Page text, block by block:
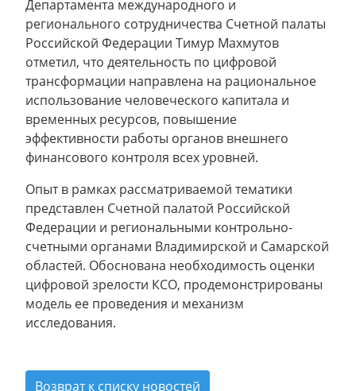
Департамента международного и
регионального сотрудничества Счетной палаты
Российской Федерации Тимур Махмутов
отметил, что деятельность по цифровой
трансформации направлена на рациональное
использование человеческого капитала и
временных ресурсов, повышение
эффективности работы органов внешнего
финансового контроля всех уровней.
Опыт в рамках рассматриваемой тематики
представлен Счетной палатой Российской
Федерации и региональными контрольно-
счетными органами Владимирской и Самарской
областей. Обоснована необходимость оценки
цифровой зрелости КСО, продемонстрированы
модель ее проведения и механизм
исследования.
Возврат к списку новостей